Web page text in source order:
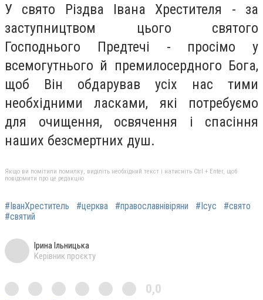
У свято Різдва Івана Хрестителя - за
заступництвом цього святого
Господнього Предтечі - просімо у
всемогутнього й премилосердного Бога,
щоб Він обдарував усіх нас тими
необхідними ласками, які потребуємо
для очищення, освячення і спасіння
наших безсмертних душ.
Якщо ви помітили помилку, виділіть необхідний текст і натисніть Ctrl + Enter, щоб
повідомити про це редакцію
#ІванХреститель #церква #православнівіряни #Ісус
#свято
#святий
Ірина Ільницька
Керівник проєкту
0,0